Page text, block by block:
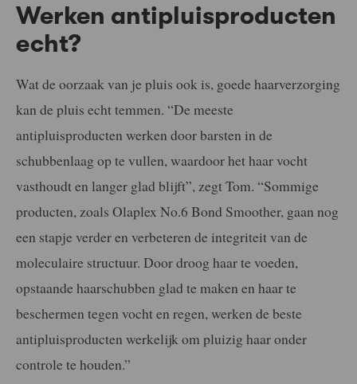
Werken antipluisproducten
echt?
Wat de oorzaak van je pluis ook is, goede haarverzorging
kan de pluis echt temmen. “De meeste
antipluisproducten werken door barsten in de
schubbenlaag op te vullen, waardoor het haar vocht
vasthoudt en langer glad blijft”, zegt Tom. “Sommige
producten, zoals Olaplex No.6 Bond Smoother, gaan nog
een stapje verder en verbeteren de integriteit van de
moleculaire structuur. Door droog haar te voeden,
opstaande haarschubben glad te maken en haar te
beschermen tegen vocht en regen, werken de beste
antipluisproducten werkelijk om pluizig haar onder
controle te houden.”